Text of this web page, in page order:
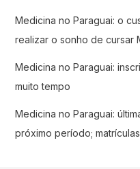
Medicina no Paraguai: o
realizar o sonho de cursar
Medicina no Paraguai:
muito tempo
Medicina no Paraguai:
próximo período;